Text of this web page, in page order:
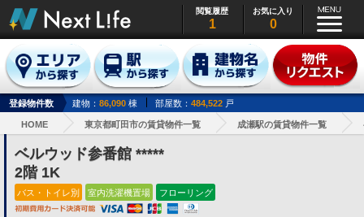
閲覧履歴
1
お気に入り
0
登録物件数 建物： 86,090 棟 部屋数： 484,522 戸
HOME 東京都町田市の賃貸物件一覧 成瀬駅の賃貸物件一覧
ベルウッド参番館 *****
2階 1K
バス・トイレ別 室内洗濯機置場 フローリング